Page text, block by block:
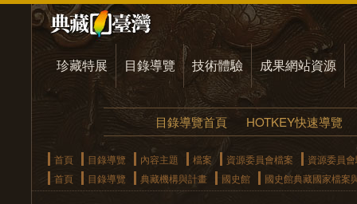
珍藏特展 目錄導覽 技術體驗 成果網站資源
目錄導覽首頁 HOTKEY快速導覽
首頁 目錄導覽 內容主題 檔案 資源委員會檔案
資源委員
首頁
目錄導覽 典藏機構與計畫 國史館 國史館典藏國家檔案